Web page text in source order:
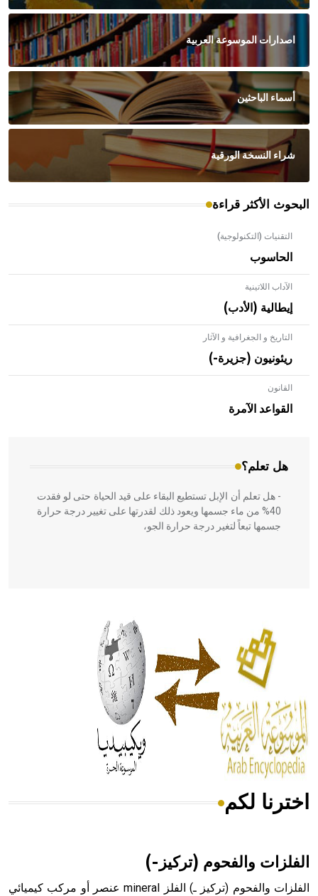
اصدارات الموسوعة العربية
أسماء الباحثين
شراء النسخة الورقية
البحوث الأكثر قراءة
التقنيات (التكنولوجية)
الحاسوب
الآداب اللاتينية
إيطالية (الأدب)
التاريخ و الجغرافية و الآثار
ريئونيون (جزيرة-)
القانون
القواعد الآمرة
هل تعلم؟
- هل تعلم أن الأبلق نوع من الفنون الهندسية التي ارتبطت
بالعمارة الإسلامية في بلاد الشام ومصر خاصة، حيث يحرص
المعمار على بناء مداميكه وخاصة في الواجهات
- هل تعلم أن الإبل تستطيع البقاء على قيد الحياة حتى لو فقدت
40% من ماء جسمها ويعود ذلك لقدرتها على تغيير درجة حرارة
جسمها تبعاً لتغير درجة حرارة الجو،
الحكم، الأدلة، تنظيم التغذية، ورسالته في جروح الرأس. ويعود
له الفضل بأنه حرر الطب من الدين والفلسفة.
- هل تعلم أن المرجان إفراز حيواني يتكون في البحر ويتركب
من مادة كربونات الكلسيوم، وهو أحمر أو شديد الحمرة وهو
أجود أنواعه، ويمتاز بكبر الحجم ويسمى الش
هل تعلم أن الأبسيد كلمة فرنسية اللفظ تم اعتمادها مصطلحاً
اخترنا لكم
الفلزات والفحوم (تركيز-)
الفلزات والفحوم (تركيز ـ) الفلز mineral عنصر أو مركب كيميائي